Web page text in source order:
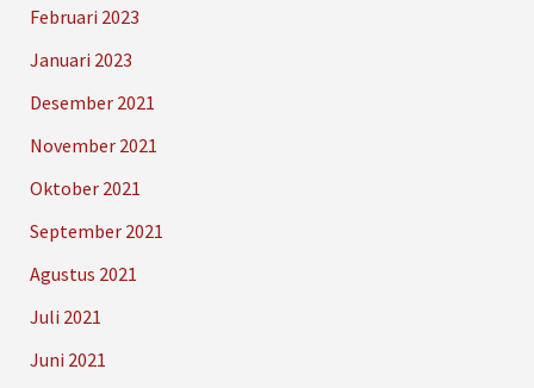
Februari 2023
Januari 2023
Desember 2021
November 2021
Oktober 2021
September 2021
Agustus 2021
Juli 2021
Juni 2021